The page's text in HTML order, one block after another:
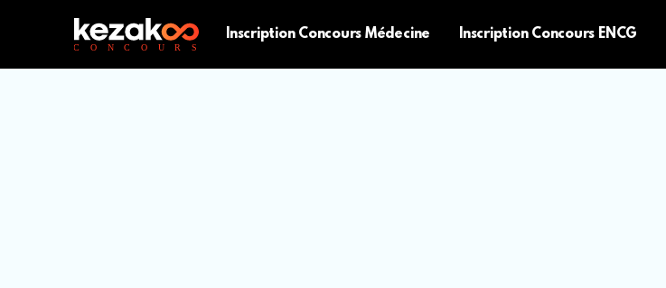
Inscription Concours Médecine Inscription Concours ENCG